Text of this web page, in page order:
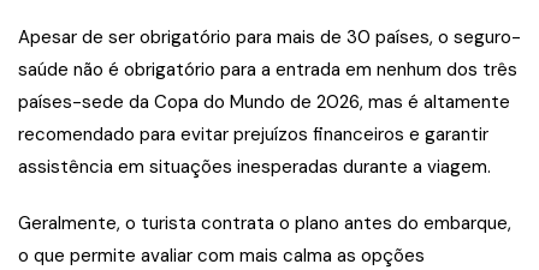
Apesar de ser obrigatório para mais de 30 países, o seguro-
saúde não é obrigatório para a entrada em nenhum dos três
países-sede da Copa do Mundo de 2026, mas é altamente
recomendado para evitar prejuízos financeiros e garantir
assistência em situações inesperadas durante a viagem.
Geralmente, o turista contrata o plano antes do embarque,
o que permite avaliar com mais calma as opções